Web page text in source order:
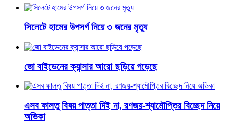
সিলেটে হামের উপসর্গ নিয়ে ৩ জনের মৃত্যু
জো বাইডেনের ক্যান্সার আরো ছড়িয়ে পড়েছে
এসব ফালতু বিষয় পাত্তা দিই না, রণজয়-শ্যামৌপ্তির বিচ্ছেদ নিয়ে
অভিকা